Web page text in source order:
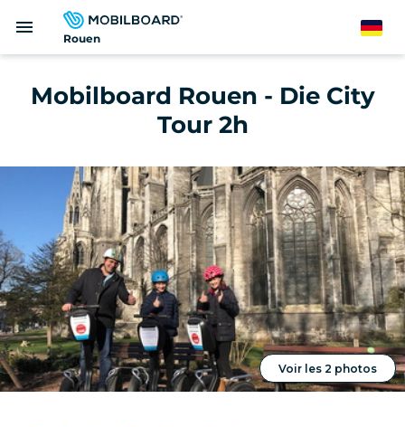
zum
Rouen
menu German
Mobilboard Rouen - Die City
Tour 2h
Voir les 2 photos